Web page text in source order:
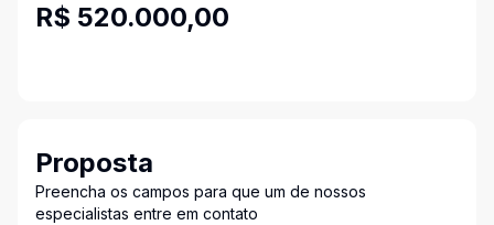
R$ 520.000,00
Proposta
Preencha os campos para que um de nossos
especialistas entre em contato